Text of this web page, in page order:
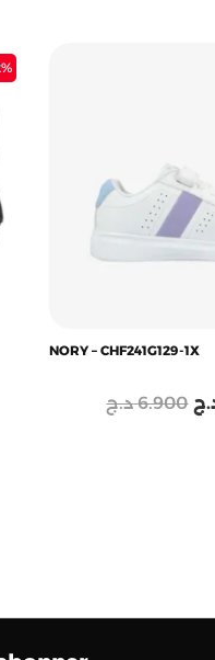
NORY – CHF241G129-1X
6.900 د.ج